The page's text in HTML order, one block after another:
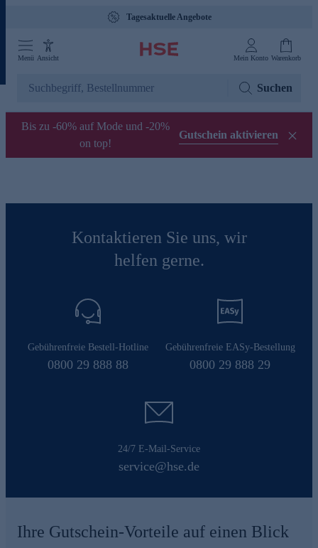
Tagesaktuelle Angebote
Menü Ansicht Mein Konto Warenkorb
Suchen
Bis zu -60% auf Mode und -20%
on top!
Gutschein aktivieren
Kontaktieren Sie uns, wir
helfen gerne.
Gebührenfreie Bestell-Hotline
0800 29 888 88
Gebührenfreie EASy-Bestellung
0800 29 888 29
24/7 E-Mail-Service
service@hse.de
Ihre Gutschein-Vorteile auf einen Blick